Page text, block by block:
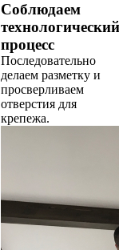
Соблюдаем
технологический
процесс
Последовательно
делаем разметку и
просверливаем
отверстия для
крепежа.